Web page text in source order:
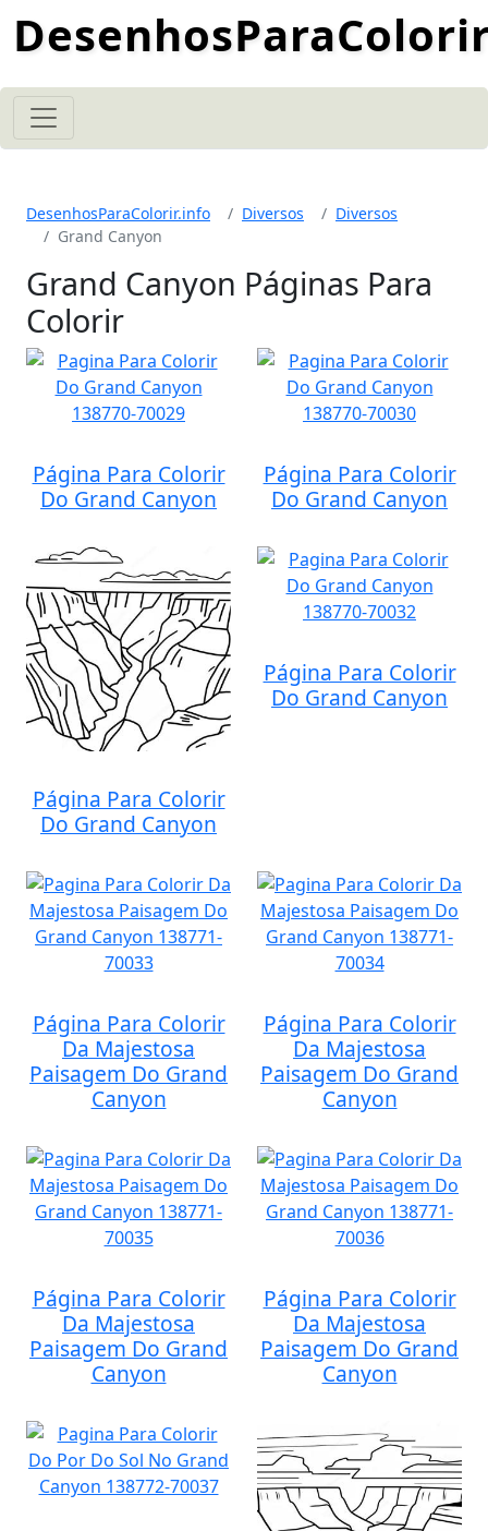
DesenhosParaColorir.info Diversos
Diversos
Grand Canyon
Grand Canyon Páginas Para
Colorir
Página Para Colorir
Do Grand Canyon
Página Para Colorir
Do Grand Canyon
Página Para Colorir
Do Grand Canyon
Página Para Colorir
Do Grand Canyon
Página Para Colorir
Da Majestosa
Paisagem Do Grand
Canyon
Página Para Colorir
Da Majestosa
Paisagem Do Grand
Canyon
Página Para Colorir
Da Majestosa
Paisagem Do Grand
Canyon
Página Para Colorir
Da Majestosa
Paisagem Do Grand
Canyon